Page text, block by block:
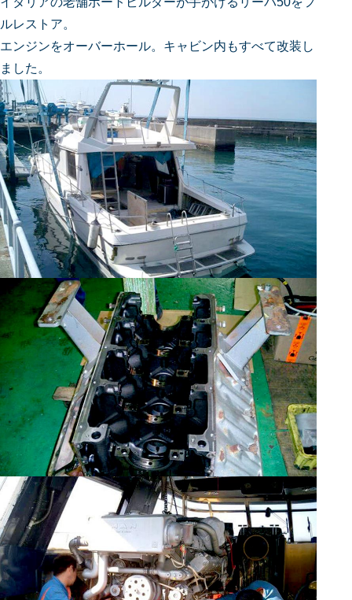
ルレストア。
エンジンをオーバーホール。キャビン内もすべて改装し
ました。